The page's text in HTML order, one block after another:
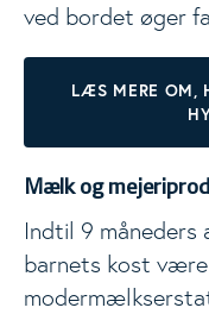
ved bordet øger
LÆS MERE OM,
Mælk og
Indtil 9
barnets kost